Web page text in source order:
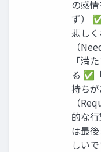
の感
ず）
悲し
（
「満
る ✅
持ち
（
的な
は最
しいで